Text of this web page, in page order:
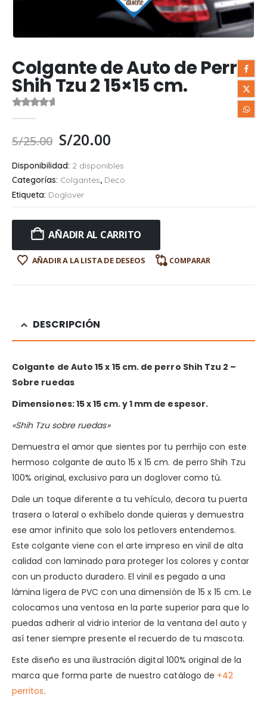
Colgante de Auto de Perro
Shih Tzu 2 15×15 cm.
S/25.00 S/20.00
Disponibilidad: 2 disponibles
Categorías: Colgantes, Deco
Etiqueta: Doglover
AÑADIR AL CARRITO
AÑADIR A LA LISTA DE DESEOS COMPARAR
DESCRIPCIÓN
Colgante de Auto 15 x 15 cm. de perro Shih Tzu 2 –
Sobre ruedas
Dimensiones: 15 x 15 cm. y 1 mm de espesor.
«Shih Tzu sobre ruedas»
Demuestra el amor que sientes por tu perrhijo con este
hermoso colgante de auto 15 x 15 cm. de perro Shih Tzu
100% original, exclusivo para un doglover como tú.
Dale un toque diferente a tu vehículo, decora tu puerta
trasera o lateral o exhíbelo donde quieras y demuestra
ese amor infinito que solo los petlovers entendemos.
Este colgante viene con el arte impreso en vinil de alta
calidad con laminado para proteger los colores y contar
con un producto duradero. El vinil es pegado a una
lámina ligera de PVC con una dimensión de 15 x 15 cm. Le
colocamos una ventosa en la parte superior para que lo
puedas adherir al vidrio interior de la ventana del auto y
así tener siempre presente el recuerdo de tu mascota.
Este diseño es una ilustración digital 100% original de la
marca que forma parte de nuestro catálogo de +42
perritos.